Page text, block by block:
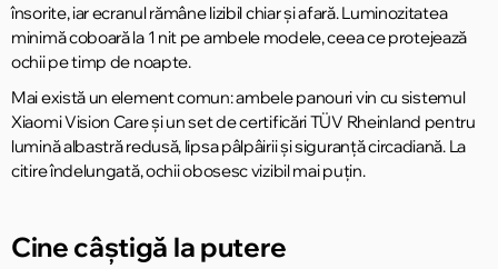
însorite, iar ecranul rămâne lizibil chiar și afară. Luminozitatea
minimă coboară la 1 nit pe ambele modele, ceea ce protejează
ochii pe timp de noapte.
Mai există un element comun: ambele panouri vin cu sistemul
Xiaomi Vision Care și un set de certificări TÜV Rheinland pentru
lumină albastră redusă, lipsa pâlpâirii și siguranță circadiană. La
citire îndelungată, ochii obosesc vizibil mai puțin.
Cine câștigă la putere